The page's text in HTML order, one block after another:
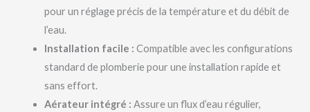
pour un réglage précis de la température et du débit de
l’eau.
Installation facile : Compatible avec les configurations
standard de plomberie pour une installation rapide et
sans effort.
Aérateur intégré : Assure un flux d’eau régulier,